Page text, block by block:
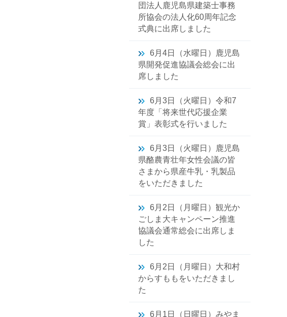
団法人鹿児島県建築士事務
所協会の法人化60周年記念
式典に出席しました
6月4日（水曜日）鹿児島
県開発促進協議会総会に出
席しました
6月3日（火曜日）令和7
年度「将来世代応援企業
賞」表彰式を行いました
6月3日（火曜日）鹿児島
県酪農青壮年女性会議の皆
さまから県産牛乳・乳製品
をいただきました
6月2日（月曜日）観光か
ごしま大キャンペーン推進
協議会通常総会に出席しま
した
6月2日（月曜日）大和村
からすももをいただきまし
た
6月1日（日曜日）みやま